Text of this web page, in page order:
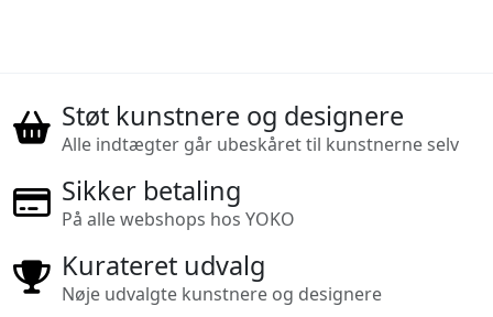
Støt kunstnere og designere
Alle indtægter går ubeskåret til kunstnerne selv
Sikker betaling
På alle webshops hos YOKO
Kurateret udvalg
Nøje udvalgte kunstnere og designere